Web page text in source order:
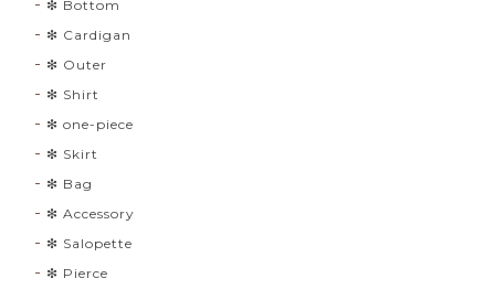
❇︎ Bottom
❇︎ Cardigan
❇︎ Outer
❇︎ Shirt
❇︎ one-piece
❇︎ Skirt
❇︎ Bag
❇︎ Accessory
❇︎ Salopette
❇︎ Pierce